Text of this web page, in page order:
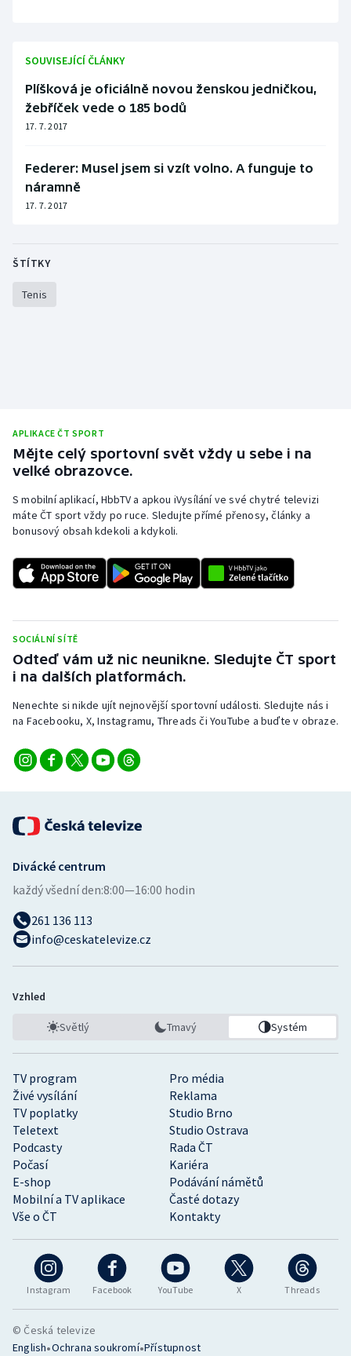
Plážový volejbal
Ragby
Rychlobruslení
Rychlostní kanoistika
Vodní slalom
Volejbal
Ostatní
SOUVISEJÍCÍ ČLÁNKY
Plíšková je oficiálně novou ženskou jedničkou,
žebříček vede o 185 bodů
17. 7. 2017
Federer: Musel jsem si vzít volno. A funguje to
náramně
17. 7. 2017
ŠTÍTKY
Tenis
APLIKACE ČT SPORT
Mějte celý sportovní svět vždy u sebe i na
velké obrazovce.
S mobilní aplikací, HbbTV a apkou iVysílání ve své chytré televizi
máte ČT sport vždy po ruce. Sledujte přímé přenosy, články a
bonusový obsah kdekoli a kdykoli.
SOCIÁLNÍ SÍTĚ
Odteď vám už nic neunikne. Sledujte ČT sport
i na dalších platformách.
Nenechte si nikde ujít nejnovější sportovní události. Sledujte nás i
na Facebooku, X, Instagramu, Threads či YouTube a buďte v obraze.
Instagram Facebook YouTube X Threads
TV program
Pro média
Živé vysílání
Reklama
TV poplatky
Studio Brno
Teletext
Studio Ostrava
Podcasty
Rada ČT
Počasí
Kariéra
E-shop
Podávání námětů
Mobilní a TV aplikace
Časté dotazy
Vše o ČT
Kontakty
Divácké centrum
každý všední den:8:00—16:00 hodin
261 136 113
info@ceskatelevize.cz
Vzhled
Světlý Tmavý Systém
© Česká televize
English•Ochrana soukromí•Přístupnost